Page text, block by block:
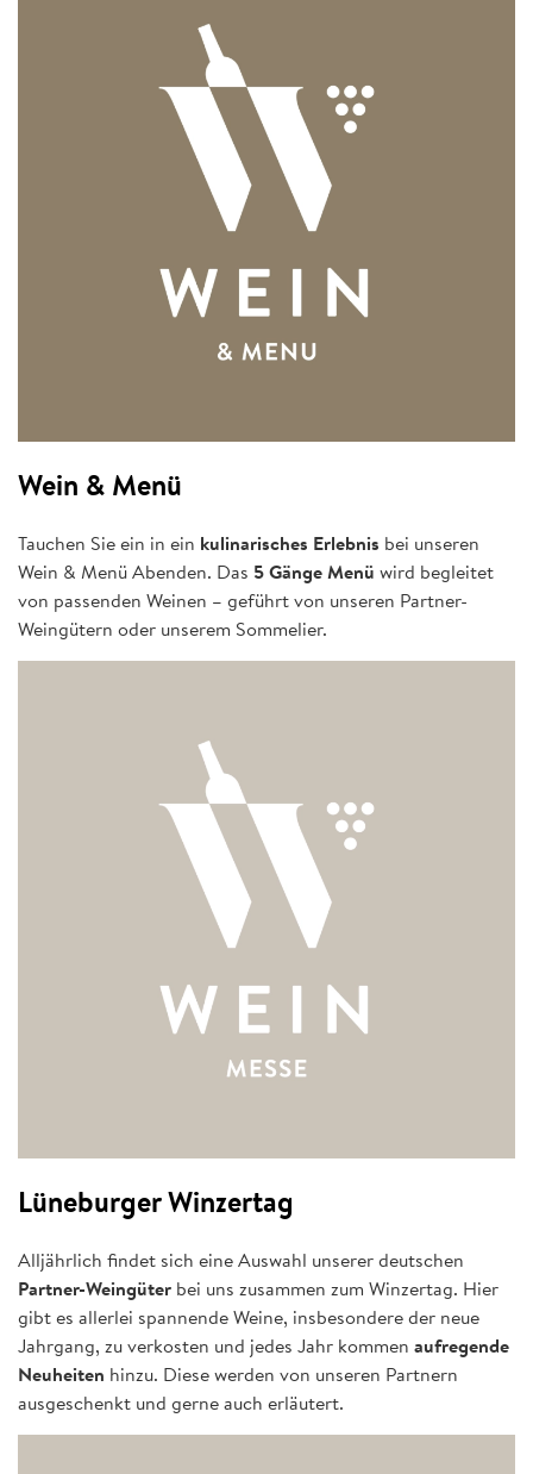
Wein & Menü
Tauchen Sie ein in ein kulinarisches Erlebnis bei unseren
Wein & Menü Abenden. Das 5 Gänge Menü wird begleitet
von passenden Weinen – geführt von unseren Partner-
Weingütern oder unserem Sommelier.
Lüneburger Winzertag
Alljährlich findet sich eine Auswahl unserer deutschen
Partner-Weingüter bei uns zusammen zum Winzertag. Hier
gibt es allerlei spannende Weine, insbesondere der neue
Jahrgang, zu verkosten und jedes Jahr kommen aufregende
Neuheiten hinzu. Diese werden von unseren Partnern
ausgeschenkt und gerne auch erläutert.